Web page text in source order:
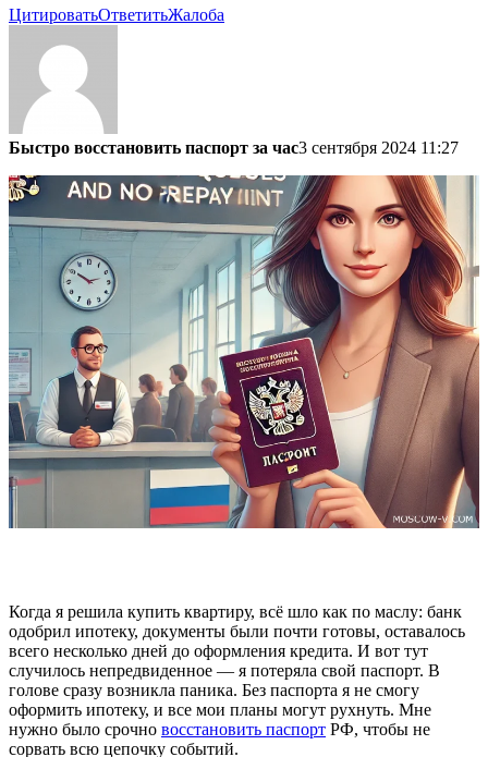
ЦитироватьОтветитьЖалоба
Быстро восстановить паспорт за час3 сентября 2024 11:27
Когда я решила купить квартиру, всё шло как по маслу: банк
одобрил ипотеку, документы были почти готовы, оставалось
всего несколько дней до оформления кредита. И вот тут
случилось непредвиденное — я потеряла свой паспорт. В
голове сразу возникла паника. Без паспорта я не смогу
оформить ипотеку, и все мои планы могут рухнуть. Мне
нужно было срочно восстановить паспорт РФ, чтобы не
сорвать всю цепочку событий.